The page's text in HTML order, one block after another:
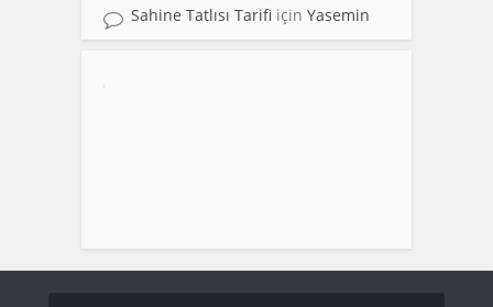
Sahine Tatlısı Tarifi için Yasemin